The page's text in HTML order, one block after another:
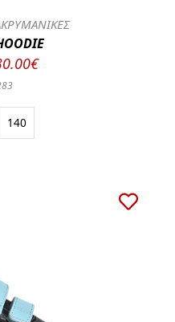
140